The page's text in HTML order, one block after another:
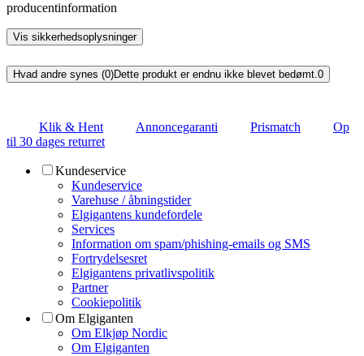
producentinformation
Vis sikkerhedsoplysninger
Hvad andre synes (0)Dette produkt er endnu ikke blevet bedømt.0
Klik & Hent Annoncegaranti Prismatch
Op
til 30 dages returret
Kundeservice
Kundeservice
Varehuse / åbningstider
Elgigantens kundefordele
Services
Information om spam/phishing-emails og SMS
Fortrydelsesret
Elgigantens privatlivspolitik
Partner
Cookiepolitik
Om Elgiganten
Om Elkjøp Nordic
Om Elgiganten